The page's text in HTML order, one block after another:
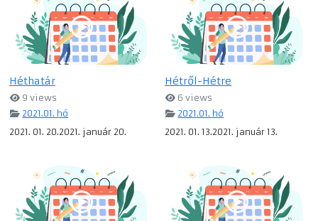
Héthatár
9 views
2021.01. hó
2021. 01. 20.2021. január 20.
Hétről-Hétre
6 views
2021.01. hó
2021. 01. 13.2021. január 13.